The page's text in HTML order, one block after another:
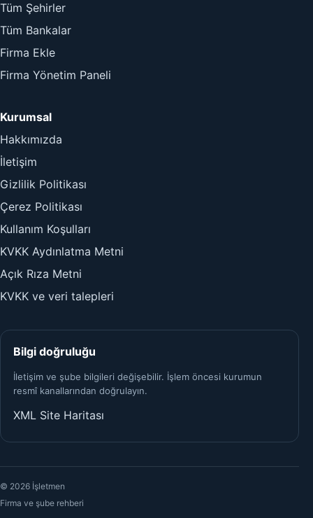
Tüm Şehirler
Tüm Bankalar
Firma Ekle
Firma Yönetim Paneli
Kurumsal
Hakkımızda
İletişim
Gizlilik Politikası
Çerez Politikası
Kullanım Koşulları
KVKK Aydınlatma Metni
Açık Rıza Metni
KVKK ve veri talepleri
Bilgi doğruluğu
İletişim ve şube bilgileri değişebilir. İşlem öncesi kurumun
resmî kanallarından doğrulayın.
XML Site Haritası
© 2026 İşletmen
Firma ve şube rehberi